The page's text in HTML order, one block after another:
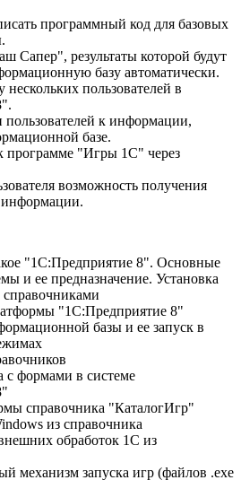
программный код для базовых
Сапер", результаты которой будут
базу автоматически.
нескольких пользователей в
пользователей к информации,
базе.
программе "Игры 1С" через
возможность получения
информации.
"1С:Предприятие 8". Основные
и ее предназначение. Установка
справочниками
"1С:Предприятие 8"
базы и ее запуск в
с формами в системе
справочника "КаталогИгр"
из справочника
обработок 1С из
механизм запуска игр (файлов .exe